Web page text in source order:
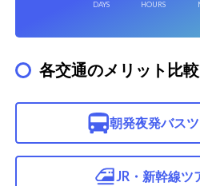
各交通のメリット比
朝発夜発バス
JR・新幹線ツ